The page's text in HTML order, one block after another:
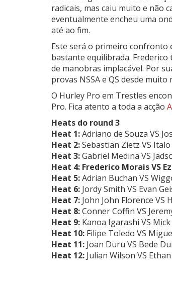
radicais, mas caiu muito e não
eventualmente encheu uma
até ao fim.
Este será o primeiro confronto
bastante equilibrada. Frederico
de manobras implacável. Por
provas NSSA e QS desde muito
O Hurley Pro em Trestles
Pro. Fica atento a toda a acção
Heats do round 3
Heat 1:Adriano de Souza VS
Heat 2:Sebastian Zietz VS
Heat 3:Gabriel Medina VS
Heat 4: Frederico Morais VS
Heat 5:Adrian Buchan VS
Heat 6: Jordy Smith VS Evan
Heat 7: John John Florence VS
Heat 8:Conner Coffin VS
Heat 9: Kanoa Igarashi VS
Heat 10: Filipe Toledo VS
Heat 11: Joan Duru VS Bede
Heat 12: Julian Wilson VS